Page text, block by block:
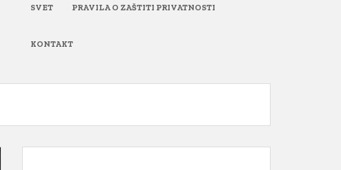
SVET PRAVILA O ZAŠTITI PRIVATNOSTI
KONTAKT